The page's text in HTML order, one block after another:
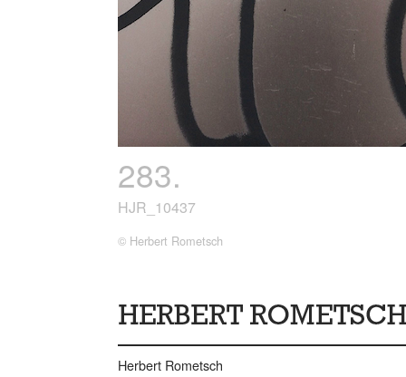
283.
HJR_10437
© Herbert Rometsch
Herbert Rometsch